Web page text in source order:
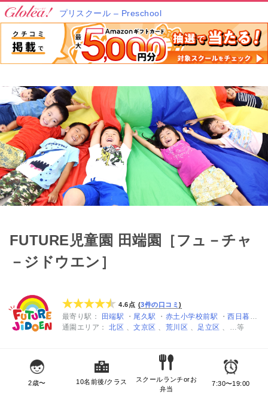
プリスクール – Preschool
FUTURE児童園 田端園［フュ－チャ
－ジドウエン］
4.6点 3件の口コミ
最寄り駅 田端駅 尾久駅 赤土小学校前駅
西日暮里駅
通園エリア
北区 文京区 荒川区 足立区 …等
2歳〜 10名前後/クラス
スクールランチorお
弁当
7:30〜19:00